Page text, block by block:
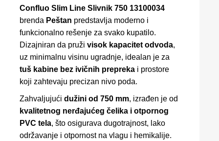
Confluo Slim Line Slivnik 750 13100034
brenda Peštan predstavlja moderno i
funkcionalno rešenje za svako kupatilo.
Dizajniran da pruži visok kapacitet odvoda,
uz minimalnu visinu ugradnje, idealan je za
tuš kabine bez ivičnih prepreka i prostore
koji zahtevaju precizan nivo poda.
Zahvaljujući dužini od 750 mm, izrađen je od
kvalitetnog nerđajućeg čelika i otpornog
PVC tela, što osigurava dugotrajnost, lako
održavanje i otpornost na vlagu i hemikalije.